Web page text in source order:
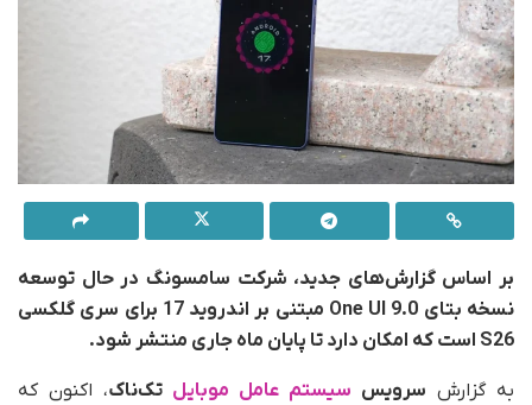
بر اساس گزارش‌های جدید، شرکت سامسونگ در حال توسعه
نسخه بتای One UI 9.0 مبتنی بر اندروید 17 برای سری گلکسی
S26 است که امکان دارد تا پایان ماه جاری منتشر شود.
به گزارش سرویس سیستم عامل موبایل تک‌ناک، اکنون که